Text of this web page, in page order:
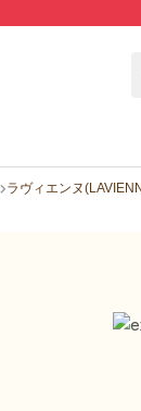
ラヴィエンヌ